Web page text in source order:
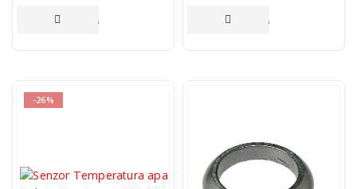
ADAUGĂ ÎN COȘ ADAUGĂ ÎN COȘ
-26%